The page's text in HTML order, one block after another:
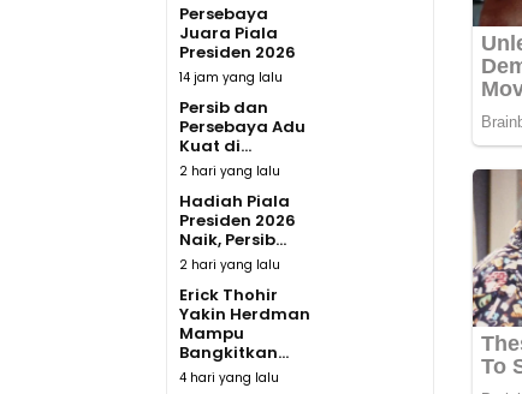
Persebaya
Juara Piala
Presiden 2026
14 jam yang lalu
Persib dan
Persebaya Adu
Kuat di...
2 hari yang lalu
Hadiah Piala
Presiden 2026
Naik, Persib...
2 hari yang lalu
Erick Thohir
Yakin Herdman
Mampu
Bangkitkan...
4 hari yang lalu